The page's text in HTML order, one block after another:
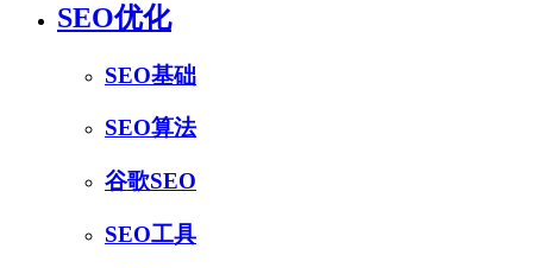
SEO优化
SEO基础
SEO算法
谷歌SEO
SEO工具